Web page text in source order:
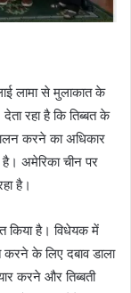
लामा से मुलाकात के
रहा है कि तिब्बत के
करने का अधिकार
अमेरिका चीन पर
है।
किया है। विधेयक में
के लिए दबाव डाला
करने और तिब्बती